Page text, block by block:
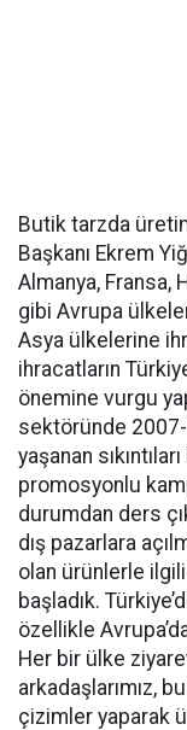
Butik tarzda
Başkanı Ekrem
Almanya, Fransa,
gibi Avrupa
Asya ülkelerine
ihracatların
önemine vurgu
sektöründe 2007-
yaşanan
promosyonlu
durumdan ders
dış pazarlara
olan ürünlerle
başladık.
özellikle
Her bir ülke
arkadaşlarımız,
çizimler yaparak